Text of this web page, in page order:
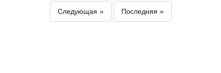
Следующая Последняя